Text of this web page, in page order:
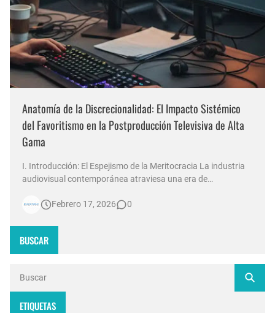
Anatomía de la Discrecionalidad: El Impacto Sistémico
del Favoritismo en la Postproducción Televisiva de Alta
Gama
I. Introducción: El Espejismo de la Meritocracia La industria
audiovisual contemporánea atraviesa una era de
noticias en Argentina invierten millones de dólares en
Febrero 17, 2026 0
BUSCAR
ETIQUETAS